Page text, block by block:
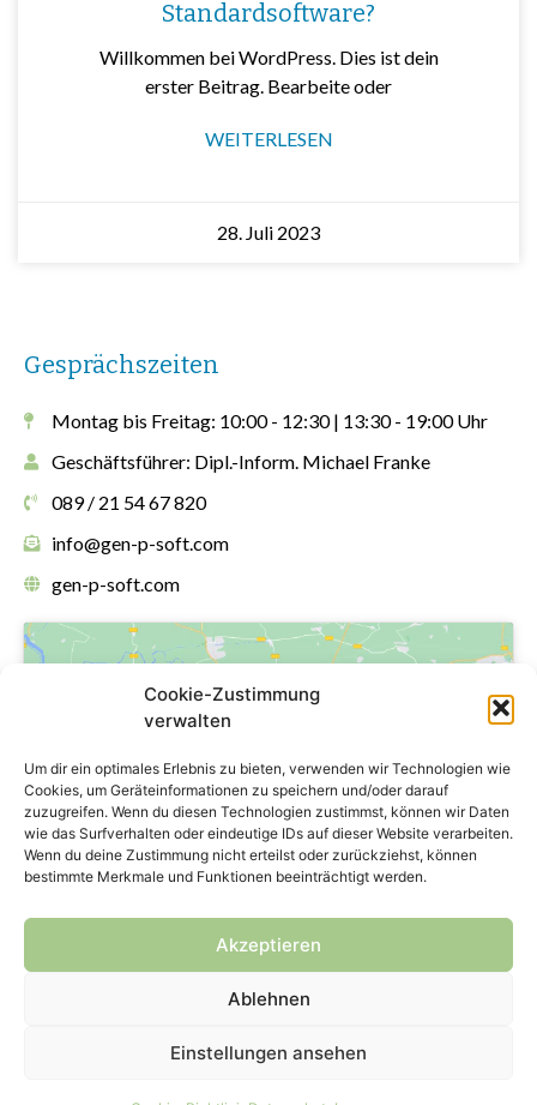
Cookie-Zustimmung
verwalten
Um dir ein optimales Erlebnis zu bieten, verwenden wir Technologien wie
Cookies, um Geräteinformationen zu speichern und/oder darauf
zuzugreifen. Wenn du diesen Technologien zustimmst, können wir Daten
wie das Surfverhalten oder eindeutige IDs auf dieser Website verarbeiten.
Wenn du deine Zustimmung nicht erteilst oder zurückziehst, können
bestimmte Merkmale und Funktionen beeinträchtigt werden.
Akzeptieren
Ablehnen
Einstellungen ansehen
Standardsoftware?
Willkommen bei WordPress. Dies ist dein
erster Beitrag. Bearbeite oder
WEITERLESEN
28. Juli 2023
Gesprächszeiten
Montag bis Freitag: 10:00 - 12:30 | 13:30 - 19:00 Uhr
Geschäftsführer: Dipl.-Inform. Michael Franke
089 / 21 54 67 820
info@gen-p-soft.com
gen-p-soft.com
Klicke hier, um Marketing-Cookies zu
akzeptieren und diesen Inhalt zu
aktivieren